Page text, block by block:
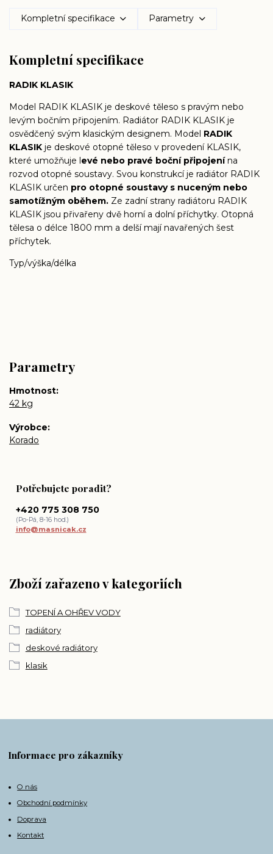
Kompletní specifikace Parametry
Kompletní specifikace
RADIK KLASIK
Model RADIK KLASIK je deskové těleso s pravým nebo
levým bočním připojením. Radiátor RADIK KLASIK je
osvědčený svým klasickým designem. Model RADIK
KLASIK je deskové otopné těleso v provedení KLASIK,
které umožňuje levé nebo pravé boční připojenína
rozvod otopné soustavy. Svou konstrukcí je radiátor RADIK
KLASIK určen pro otopné soustavy s nuceným nebo
samotížným oběhem. Ze zadní strany radiátoru RADIK
KLASIK jsou přivařeny dvě horní a dolní příchytky. Otopná
tělesa o délce 1800 mm a delší mají navařených šest
příchytek.
Typ/výška/délka
Parametry
Hmotnost
42 kg
Výrobce
Korado
Zboží zařazeno v kategoriích
TOPENÍ A OHŘEV VODY
radiátory
deskové radiátory
klasik
Potřebujete poradit?
+420 775 308 750
(Po-Pá, 8-16 hod.)
info@masnicak.cz
Informace pro zákazníky
O nás
Obchodní podmínky
Doprava
Kontakt